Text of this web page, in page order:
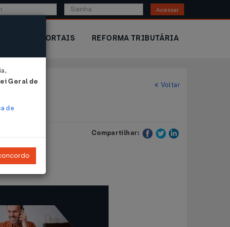
Acessar
PORTAIS REFORMA TRIBUTÁRIA
Voltar
Compartilhar:
Geral de
de